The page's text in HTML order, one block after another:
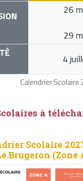
Calendrier
26
29
4
à
Scolaire
Brugeron (Zone